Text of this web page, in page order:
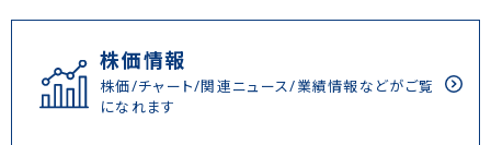
株価情報
株価/チャート/関連ニュース/業績情報などがご覧
になれます